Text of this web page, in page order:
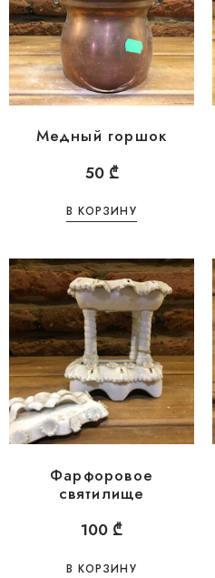
Медный горшок
50 ₾
В КОРЗИНУ
Фарфоровое
святилище
100 ₾
В КОРЗИНУ